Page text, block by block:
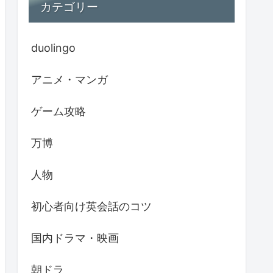
カテゴリー
duolingo
アニメ・マンガ
ゲーム攻略
万博
人物
初心者向け英会話のコツ
国内ドラマ・映画
朝ドラ